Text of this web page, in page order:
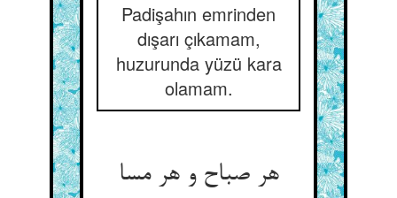
Padişahın emrinden
dışarı çıkamam,
huzurunda yüzü kara
olamam.
هر صباح و هر مسا